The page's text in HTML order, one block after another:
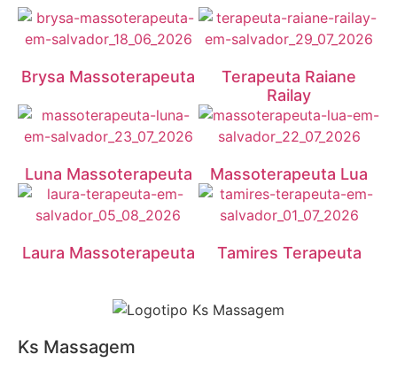
Brysa Massoterapeuta
Terapeuta Raiane
Railay
Luna Massoterapeuta Massoterapeuta Lua
Laura Massoterapeuta Tamires Terapeuta
Ks Massagem